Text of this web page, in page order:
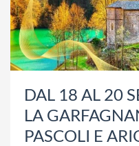
DAL 18 AL 20
LA
PASCOLI E